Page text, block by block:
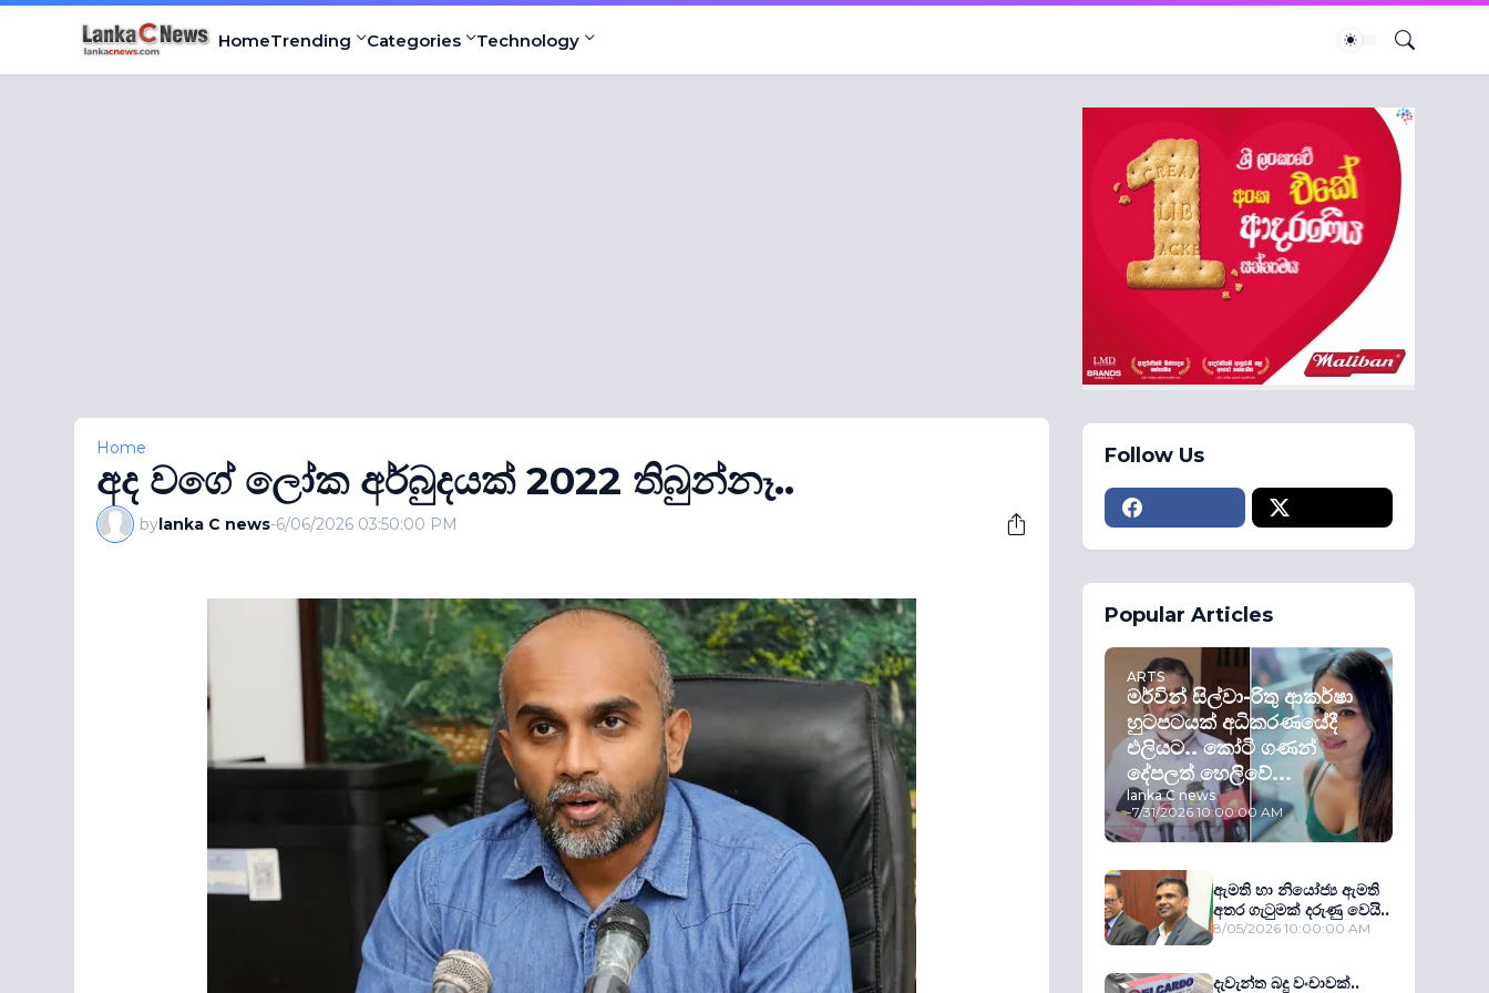
HomeTrending Categories Technology
Home
අද වගේ ලෝක අර්බුදයක් 2022 තිබුන්නෑ..
bylanka C news-6/06/2026 03:50:00 PM
Follow Us
Popular Articles
ARTS
මර්වින් සිල්වා-රිතු ආකර්ෂා
හුටපටයක් අධිකරණයේදී
එලියට.. කෝටි ගණන්
දේපලත් හෙලිවේ...
lanka C news
-7/31/2026 10:00:00 AM
ඇමති හා නියෝජ්‍ය ඇමති
අතර ගැටුමක් දරුණු වෙයි..
8/05/2026 10:00:00 AM
දැවැන්ත බදු වංචාවක්..